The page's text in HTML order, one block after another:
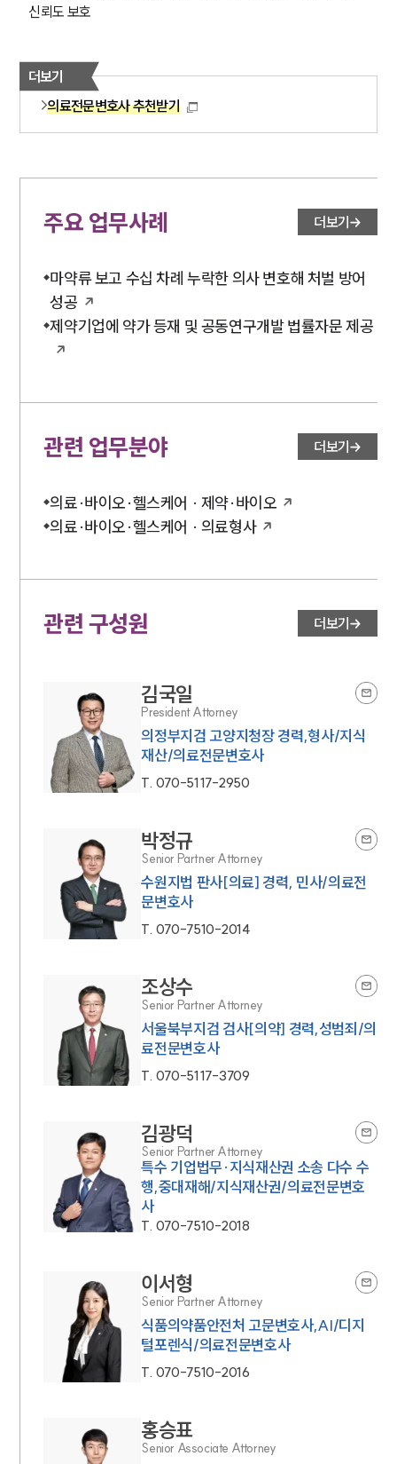
신뢰도 보호
더보기
의료전문변호사 추천받기
주요 업무사례 더보기
마약류 보고 수십 차례 누락한 의사 변호해 처벌 방어
성공
제약기업에 약가 등재 및 공동연구개발 법률자문 제공
관련 업무분야 더보기
의료·바이오·헬스케어 · 제약·바이오
의료·바이오·헬스케어 · 의료형사
관련 구성원 더보기
김국일
President Attorney
의정부지검 고양지청장 경력,형사/지식
재산/의료전문변호사
T. 070-5117-2950
박정규
Senior Partner Attorney
수원지법 판사[의료] 경력, 민사/의료전
문변호사
T. 070-7510-2014
조상수
Senior Partner Attorney
서울북부지검 검사[의약] 경력,성범죄/의
료전문변호사
T. 070-5117-3709
김광덕
Senior Partner Attorney
특수 기업법무·지식재산권 소송 다수 수
행,중대재해/지식재산권/의료전문변호
사
T. 070-7510-2018
이서형
Senior Partner Attorney
식품의약품안전처 고문변호사,AI/디지
털포렌식/의료전문변호사
T. 070-7510-2016
홍승표
Senior Associate Attorney